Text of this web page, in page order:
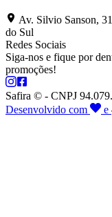
Av. Silvio Sanson,
do Sul
Redes Sociais
Siga-nos e fique por
promoções!
Safira © - CNPJ
Desenvolvido com
e